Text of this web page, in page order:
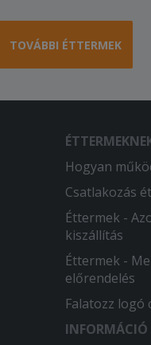
alkalmunk
TOVÁBBI ÉTTERMEK
Hogyan
Csatlakozás
Éttermek -
kiszállítás
Éttermek -
előrendelés
Falatozz logó
INFORMÁCIÓ